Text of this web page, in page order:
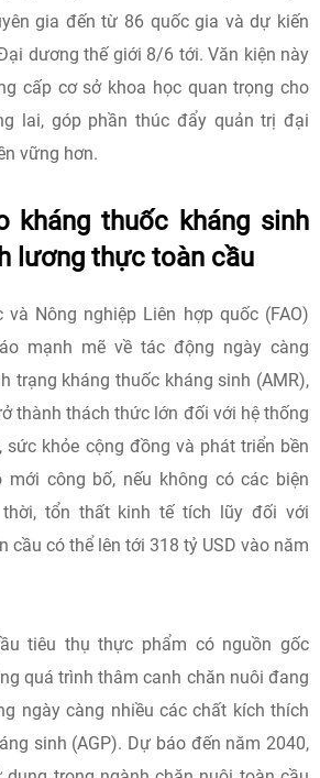
gia đến từ 86 quốc gia và dự kiến
dương thế giới 8/6 tới. Văn kiện này
cấp cơ sở khoa học quan trọng cho
lai, góp phần thúc đẩy quản trị đại
vững hơn.
kháng thuốc kháng sinh
lương thực toàn cầu
Nông nghiệp Liên hợp quốc (FAO)
mạnh mẽ về tác động ngày càng
trạng kháng thuốc kháng sinh (AMR),
thành thách thức lớn đối với hệ thống
khỏe cộng đồng và phát triển bền
mới công bố, nếu không có các biện
tổn thất kinh tế tích lũy đối với
cầu có thể lên tới 318 tỷ USD vào năm
tiêu thụ thực phẩm có nguồn gốc
quá trình thâm canh chăn nuôi đang
ngày càng nhiều các chất kích thích
sinh (AGP). Dự báo đến năm 2040,